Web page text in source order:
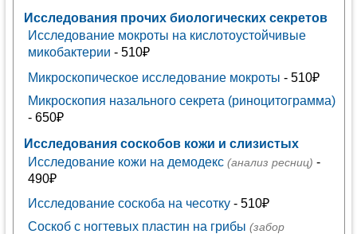
Исследования прочих биологических секретов
Исследование мокроты на кислотоустойчивые
микобактерии - 510₽
Микроскопическое исследование мокроты - 510₽
Микроскопия назального секрета (риноцитограмма)
- 650₽
Исследования соскобов кожи и слизистых
Исследование кожи на демодекс (анализ ресниц) -
490₽
Исследование соскоба на чесотку- 510₽
Соскоб с ногтевых пластин на грибы (забор